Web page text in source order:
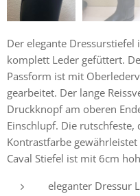
Der elegante Dressurstiefel
komplett Leder gefüttert.
Passform ist mit
gearbeitet. Der lange
Druckknopf am oberen
Einschlupf. Die rutschfeste,
Kontrastfarbe
Caval Stiefel ist mit 6cm
eleganter Dressur